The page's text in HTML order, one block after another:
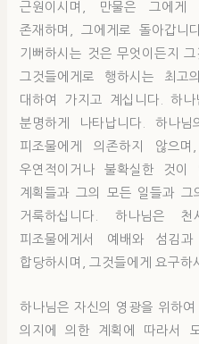
근원이시며, 만물은 그에
존재하며, 그에게로 돌아갑니
기뻐하시는 것은 무엇이든지
그것들에게로 행하시는 최고
대하여 가지고 계십니다. 하
분명하게 나타납니다. 하나
피조물에게 의존하지 않으
우연적이거나 불확실한 것
계획들과 그의 모든 일들과 그
거룩하십니다. 하나님은
피조물에게서 예배와 섬김
합당하시며, 그것들에게 요구하
하나님은 자신의 영광을 위하
의지에 의한 계획에 따라서